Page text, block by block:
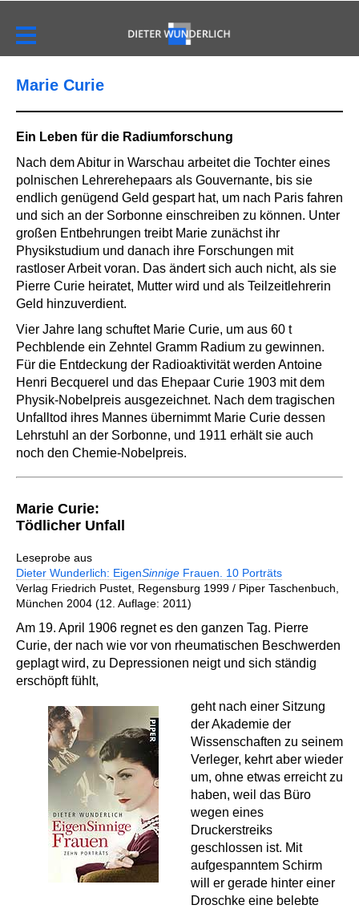
Marie Curie
Ein Leben für die Radiumforschung
Nach dem Abitur in Warschau arbeitet die Tochter eines
polnischen Lehrerehepaars als Gouvernante, bis sie
endlich genügend Geld gespart hat, um nach Paris fahren
und sich an der Sorbonne einschreiben zu können. Unter
großen Entbehrungen treibt Marie zunächst ihr
Physikstudium und danach ihre Forschungen mit
rastloser Arbeit voran. Das ändert sich auch nicht, als sie
Pierre Curie heiratet, Mutter wird und als Teilzeitlehrerin
Geld hinzuverdient.
Vier Jahre lang schuftet Marie Curie, um aus 60 t
Pechblende ein Zehntel Gramm Radium zu gewinnen.
Für die Entdeckung der Radioaktivität werden Antoine
Henri Becquerel und das Ehepaar Curie 1903 mit dem
Physik-Nobelpreis ausgezeichnet. Nach dem tragischen
Unfalltod ihres Mannes übernimmt Marie Curie dessen
Lehrstuhl an der Sorbonne, und 1911 erhält sie auch
noch den Chemie-Nobelpreis.
Marie Curie:
Tödlicher Unfall
Leseprobe aus
Dieter Wunderlich: EigenSinnige Frauen. 10 Porträts
Verlag Friedrich Pustet, Regensburg 1999 / Piper Taschenbuch,
München 2004 (12. Auflage: 2011)
Am 19. April 1906 regnet es den ganzen Tag. Pierre
Curie, der nach wie vor von rheumatischen Beschwerden
geplagt wird, zu Depressionen neigt und sich ständig
erschöpft fühlt,
geht nach einer Sitzung
der Akademie der
Wissenschaften zu seinem
Verleger, kehrt aber wieder
um, ohne etwas erreicht zu
haben, weil das Büro
wegen eines
Druckerstreiks
geschlossen ist. Mit
aufgespanntem Schirm
will er gerade hinter einer
Droschke eine belebte